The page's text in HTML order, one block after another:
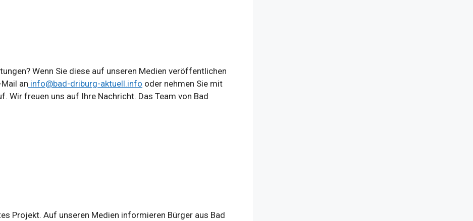
Wenn Sie diese auf unseren Medien veröffentlichen
an info@bad-driburg-aktuell.info oder nehmen Sie mit
Wir freuen uns auf Ihre Nachricht. Das Team von Bad
Projekt. Auf unseren Medien informieren Bürger aus Bad